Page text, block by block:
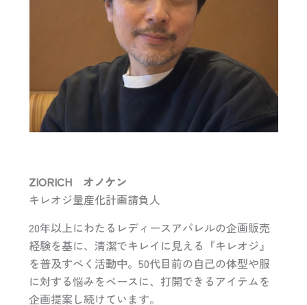
ZIORICH オノケン
キレオジ量産化計画請負人
20年以上にわたるレディースアパレルの企画販売
経験を基に、清潔でキレイに見える『キレオジ』
を普及すべく活動中。50代目前の自己の体型や服
に対する悩みをベースに、打開できるアイテムを
企画提案し続けています。